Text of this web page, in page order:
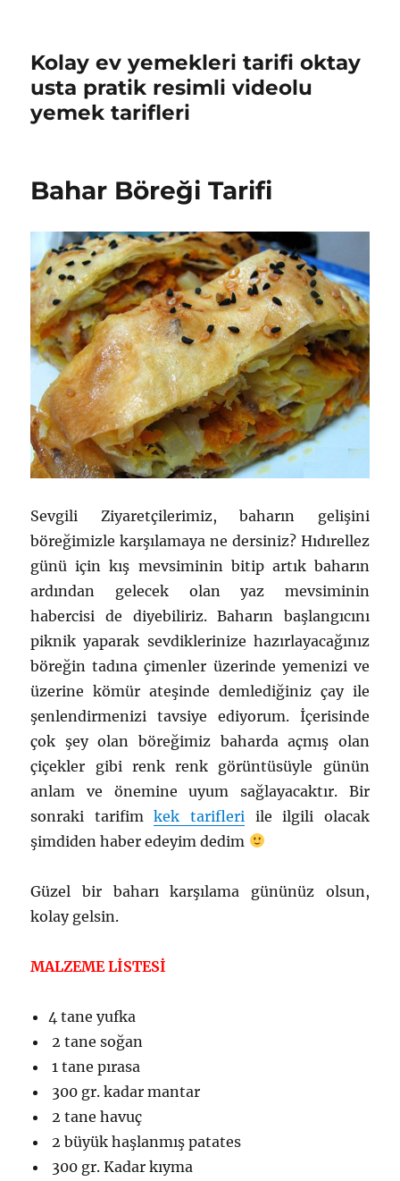
Kolay ev yemekleri tarifi oktay
usta pratik resimli videolu
yemek tarifleri
Bahar Böreği Tarifi
Sevgili Ziyaretçilerimiz, baharın gelişini
böreğimizle karşılamaya ne dersiniz? Hıdırellez
günü için kış mevsiminin bitip artık baharın
ardından gelecek olan yaz mevsiminin
habercisi de diyebiliriz. Baharın başlangıcını
piknik yaparak sevdiklerinize hazırlayacağınız
böreğin tadına çimenler üzerinde yemenizi ve
üzerine kömür ateşinde demlediğiniz çay ile
şenlendirmenizi tavsiye ediyorum. İçerisinde
çok şey olan böreğimiz baharda açmış olan
çiçekler gibi renk renk görüntüsüyle günün
anlam ve önemine uyum sağlayacaktır. Bir
sonraki tarifimkek tarifleri ile ilgili olacak
şimdiden haber edeyim dedim
Güzel bir baharı karşılama gününüz olsun,
kolay gelsin.
MALZEME LİSTESİ
4 tane yufka
2 tane soğan
1 tane pırasa
300 gr. kadar mantar
2 tane havuç
2 büyük haşlanmış patates
300 gr. Kadar kıyma